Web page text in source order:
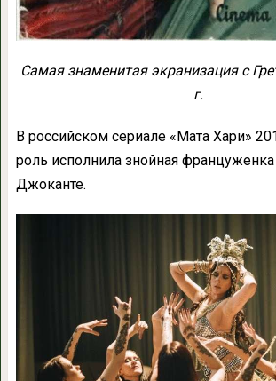
Самая знаменитая экранизация с
г.
В российском сериале «Мата Хари»
роль исполнила знойная
Джоканте.